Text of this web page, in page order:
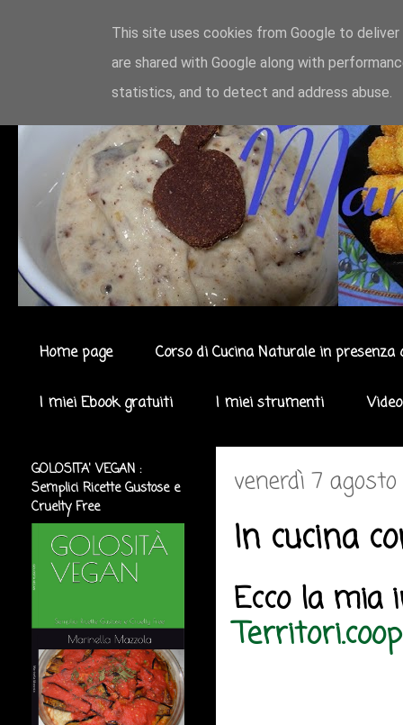
Home page Corso di Cucina Naturale in presenza
I miei Ebook gratuiti I miei strumenti
venerdì 7
In cucina
Ecco la
GOLOSITA' VEGAN :
Semplici Ricette Gustose e
Cruelty Free
This site uses cookies from Google to
are shared with Google along with
statistics, and to detect and address abuse.